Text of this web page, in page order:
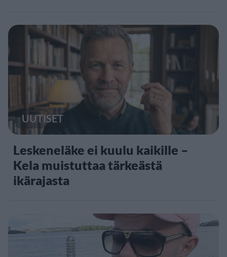
UUTISET
Leskeneläke ei kuulu kaikille –
Kela muistuttaa tärkeästä
ikärajasta